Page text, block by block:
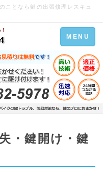
ことなら鍵の出張修理レスキュ
Toggle
navigation
MENU
・鍵開け・鍵